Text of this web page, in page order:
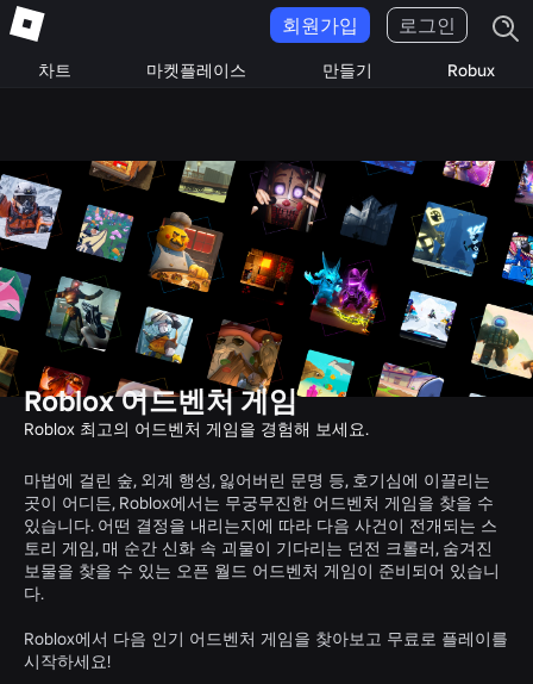
차트 마켓플레이스 만들기 Robux
회원가입 로그인
Roblox 어드벤처 게임
Roblox 최고의 어드벤처 게임을 경험해 보세요.
마법에 걸린 숲, 외계 행성, 잃어버린 문명 등, 호기심에 이끌리는
곳이 어디든, Roblox에서는 무궁무진한 어드벤처 게임을 찾을 수
있습니다. 어떤 결정을 내리는지에 따라 다음 사건이 전개되는 스
토리 게임, 매 순간 신화 속 괴물이 기다리는 던전 크롤러, 숨겨진
보물을 찾을 수 있는 오픈 월드 어드벤처 게임이 준비되어 있습니
다.
Roblox에서 다음 인기 어드벤처 게임을 찾아보고 무료로 플레이를
시작하세요!